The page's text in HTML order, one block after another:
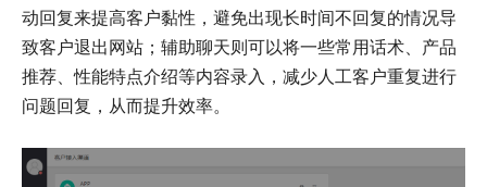
动回复来提高客户黏性，避免出现长时间不回复的情况导
致客户退出网站；辅助聊天则可以将一些常用话术、产品
推荐、性能特点介绍等内容录入，减少人工客户重复进行
问题回复，从而提升效率。